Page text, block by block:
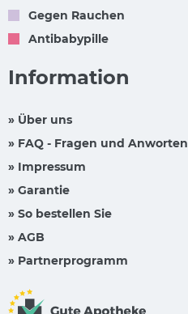
Gegen Rauchen
Antibabypille
Information
» Über uns
» FAQ - Fragen und Anworten
» Impressum
» Garantie
» So bestellen Sie
» AGB
» Partnerprogramm